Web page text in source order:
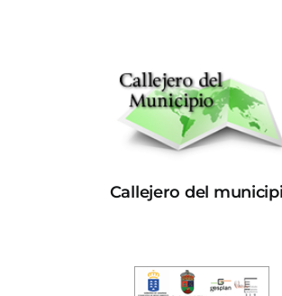
Callejero del